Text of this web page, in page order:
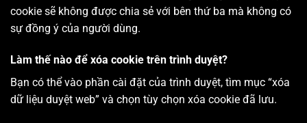
cookie sẽ không được chia sẻ với bên thứ ba mà không có
sự đồng ý của người dùng.
Làm thế nào để xóa cookie trên trình duyệt?
Bạn có thể vào phần cài đặt của trình duyệt, tìm mục “xóa
dữ liệu duyệt web” và chọn tùy chọn xóa cookie đã lưu.